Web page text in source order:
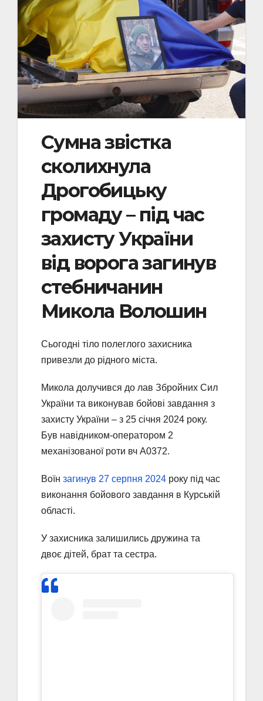
Сумна звістка
сколихнула
Дрогобицьку
громаду – під час
захисту України
від ворога загинув
стебничанин
Микола Волошин
Сьогодні тіло полеглого захисника
привезли до рідного міста.
Микола долучився до лав Збройних Сил
України та виконував бойові завдання з
захисту України – з 25 січня 2024 року.
Був навідником-оператором 2
механізованої роти вч А0372.
Воїн загинув 27 серпня 2024 року під час
виконання бойового завдання в Курській
області.
У захисника залишились дружина та
двоє дітей, брат та сестра.